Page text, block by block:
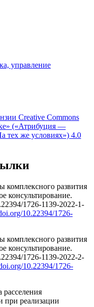
управление
Creative Commons
(«Атрибуция —
тех же условиях») 4.0
развития
консультирование.
1726-1139-2022-1-
10.22394/1726-
развития
консультирование.
1726-1139-2022-2-
10.22394/1726-
при реализации